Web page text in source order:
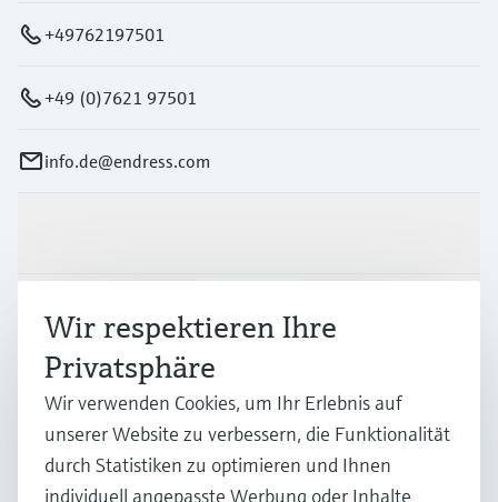
+49762197501
+49 (0)7621 97501
info.de@endress.com
Branchen
Support
Unternehmen
Wir respektieren Ihre
Privatsphäre
Wir verwenden Cookies, um Ihr Erlebnis auf
unserer Website zu verbessern, die Funktionalität
durch Statistiken zu optimieren und Ihnen
individuell angepasste Werbung oder Inhalte